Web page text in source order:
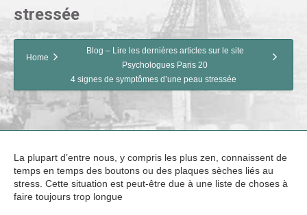
stressée
Home
Blog – Lire les dernières articles sur le site
Psychologues Paris 20
4 signes de symptômes d’une peau stressée
La plupart d’entre nous, y compris les plus zen, connaissent de
temps en temps des boutons ou des plaques sèches liés au
stress. Cette situation est peut-être due à une liste de choses à
faire toujours trop longue